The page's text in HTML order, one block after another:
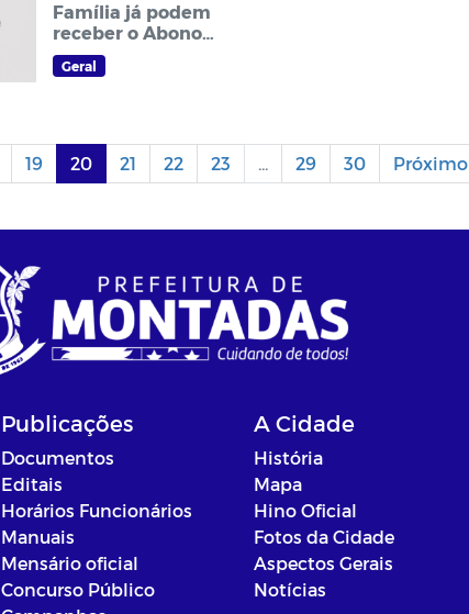
Família já podem
receber o Abono
Natalino do Governo
do Estado
Geral
19 20 21 22 23 29 30 Próximo
Publicações
Documentos
Editais
Horários Funcionários
Manuais
Mensário oficial
Concurso Público
A Cidade
História
Mapa
Hino Oficial
Fotos da Cidade
Aspectos Gerais
Notícias